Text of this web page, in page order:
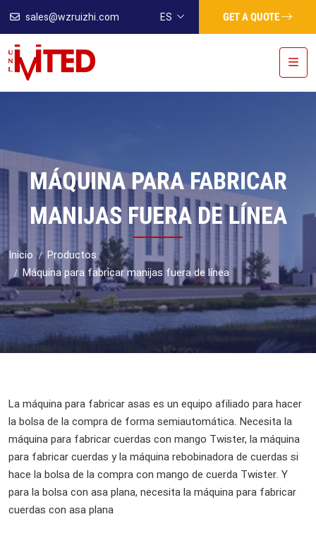
sales@wzruizhi.com ES GET A QUOTE
MÁQUINA PARA FABRICAR
MANIJAS FUERA DE LÍNEA
Inicio
Productos
Máquina para fabricar manijas fuera de línea
La máquina para fabricar asas es un equipo afiliado para hacer
la bolsa de la compra de forma semiautomática. Necesita la
máquina para fabricar cuerdas con mango Twister, la máquina
para fabricar cuerdas y la máquina rebobinadora de cuerdas si
hace la bolsa de la compra con mango de cuerda Twister. Y
para la bolsa con asa plana, necesita la máquina para fabricar
cuerdas con asa plana